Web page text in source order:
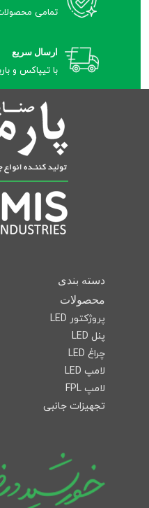
تمامی
ارسال سریع
با تیپاکس و
دسته بندی
محصولات
پروژکتور LED
پنل LED
چراغ LED
لامپ LED
لامپ FPL
تجهیزات جانبی